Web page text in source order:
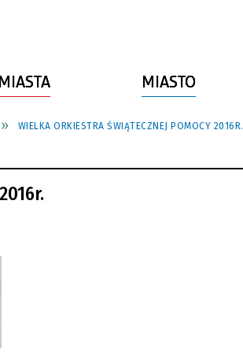
MIASTO
WIELKA ORKIESTRA ŚWIĄTECZNEJ POMOCY 2016R.